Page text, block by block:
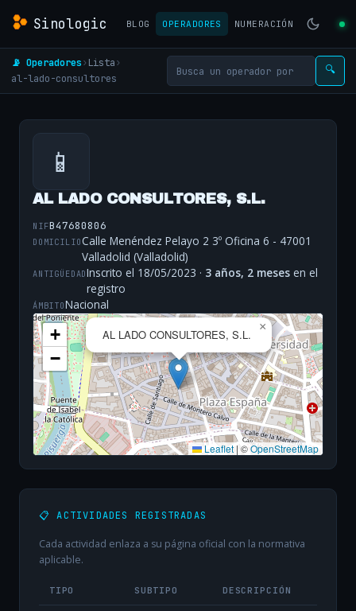
Sinologic BLOG OPERADORES NUMERACIÓN
📡 Operadores› Lista›
al-lado-consultores
🔍
📱
AL LADO CONSULTORES, S.L.
NIFB47680806
DOMICILIOCalle Menéndez Pelayo 2 3º Oficina 6 - 47001
Valladolid (Valladolid)
ANTIGÜEDADInscrito el 18/05/2023 · 3 años, 2 meses en el
registro
ÁMBITONacional
AL LADO CONSULTORES, S.L.
×
+
−
Leaflet | ©OpenStreetMap
📋 ACTIVIDADES REGISTRADAS
Cada actividad enlaza a su página oficial con la normativa
aplicable.
TIPO SUBTIPO DESCRIPCIÓN